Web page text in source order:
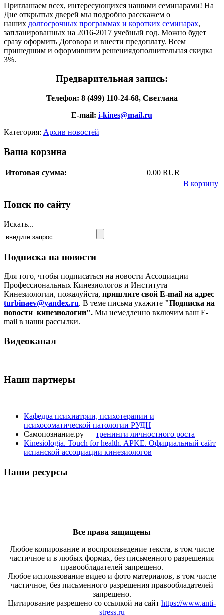
Приглашаем всех, интересующихся нашими семинарами! На
Дне открытых дверей мы подробно расскажем о
наших долгосрочных программах и коротких семинарах,
запланированных на 2016-2017 учебный год. Можно будет
сразу оформить Договора и внести предоплату. Всем
пришедшим и оформившим решениядополнительная скидка
3%.
Предварительная запись:
Телефон: 8 (499) 110-24-68, Светлана
E-mail: i-kines@mail.ru
Категория: Архив новостей
Ваша корзина
Итоговая сумма:
0.00 RUR
В корзину
Поиск по сайту
Искать...
Подписка на новости
Для того, чтобы подписаться на новости Ассоциации
Профессиональных Кинезиологов и Института
Кинезиологии, пожалуйста, пришлите свой E-mail на адрес
turbinaev@yandex.ru. В теме письма укажите "Подписка на
новости кинезиологии". Мы немедленно включим ваш E-
mail в наши рассылки.
Видеоканал
Наши партнеры
Кафедра психиатрии, психотерапии и
психосоматической патологии РУДН
Самопознание.ру — тренинги личностного роста
Kinesiologia. Touch for health. APKE. Официальный сайт
испанской ассоциации кинезиологов
Наши ресурсы
Все права защищены
Любое копирование и воспроизведение текста, в том числе
частичное и в любых формах, без письменного разрешения
правообладателей запрещено.
Любое использование видео и фото материалов, в том числе
частичное, без письменного разрешения правообладателей
запрещено.
Цитирование разрешено со ссылкой на сайт https://www.anti-
stress.ru